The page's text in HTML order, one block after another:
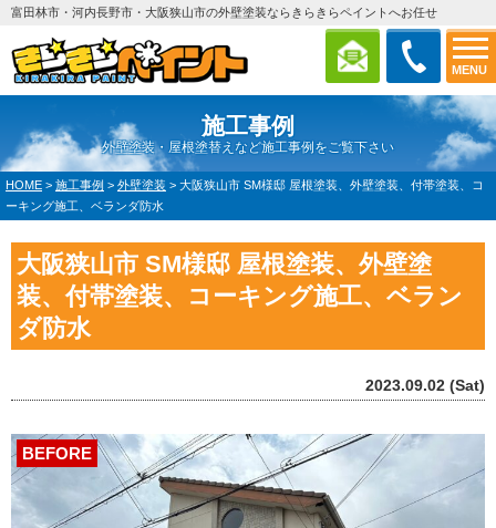
MENU
富田林市・河内長野市・大阪狭山市の外壁塗装ならきらきらペイントへお任せ
施工事例
外壁塗装・屋根塗替えなど施工事例をご覧下さい
HOME > 施工事例 > 外壁塗装 > 大阪狭山市 SM様邸 屋根塗装、外壁塗装、付帯塗装、コ
ーキング施工、ベランダ防水
大阪狭山市 SM様邸 屋根塗装、外壁塗
装、付帯塗装、コーキング施工、ベラン
ダ防水
2023.09.02 (Sat)
BEFORE